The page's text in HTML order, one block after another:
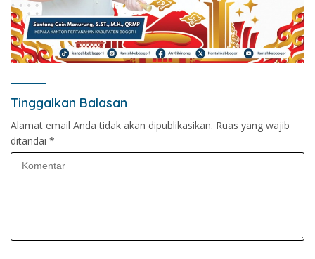
Tinggalkan Balasan
Alamat email Anda tidak akan dipublikasikan. Ruas yang wajib
ditandai *